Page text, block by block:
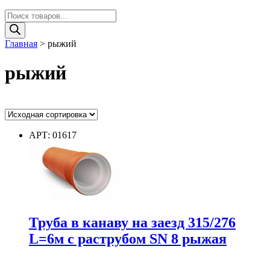
Поиск
товаров
Главная > рыжий
рыжий
Ценовой фильтр
Диаметр
Диаметр наружный
АРТ: 01617
Труба в канаву на заезд 315/276
L=6м с раструбом SN 8 рыжая